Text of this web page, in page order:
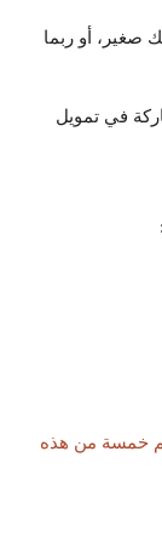
صغير، أو ربما
في تمويل
خمسة من هذه